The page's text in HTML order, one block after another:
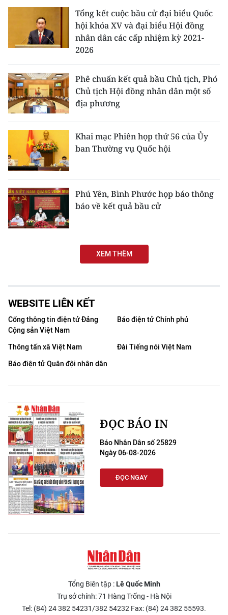
MEDIA CENTER
E-Magazine
Video
Media Chính trị
Media Kinh tế
Media Xã hội
Media Pháp luật
Media Du lịch
Media Thế giới
Media Thể thao
Media Khoa học - Công nghệ
Media Môi trường
Ảnh
Infographic
TIN ĐỊA PHƯƠNG
Trung du và miền núi phía Bắc
Đồng bằng sông Hồng
Bắc Trung Bộ
Duyên hải Nam Trung Bộ và Tây
Đồng bằng sông Cửu Long
Chuyên trang Hà Nội
Tổng kết cuộc bầu cử đại biểu Quốc
hội khóa XV và đại biểu Hội đồng
nhân dân các cấp nhiệm kỳ 2021-
2026
Phê chuẩn kết quả bầu Chủ tịch, Phó
Chủ tịch Hội đồng nhân dân một số
địa phương
Khai mạc Phiên họp thứ 56 của Ủy
ban Thường vụ Quốc hội
Phú Yên, Bình Phước họp báo thông
báo về kết quả bầu cử
XEM THÊM
WEBSITE LIÊN KẾT
Cổng thông tin điện tử Đảng
Cộng sản Việt Nam
Báo điện tử Chính phủ
Thông tấn xã Việt Nam
Đài Tiếng nói Việt Nam
Báo điện tử Quân đội nhân dân
ĐỌC BÁO IN
Báo Nhân Dân số 25829
Ngày 06-08-2026
ĐỌC NGAY
Tổng Biên tập :Lê Quốc Minh
Trụ sở chính: 71 Hàng Trống - Hà Nội
Tel: (84) 24 382 54231/382 54232 Fax: (84) 24 382 55593.